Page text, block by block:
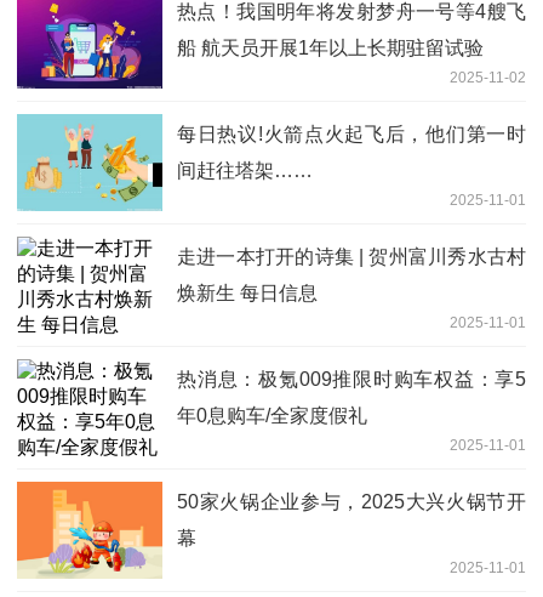
热点！我国明年将发射梦舟一号等4艘飞
船 航天员开展1年以上长期驻留试验
2025-11-02
每日热议!火箭点火起飞后，他们第一时
间赶往塔架……
2025-11-01
走进一本打开的诗集 | 贺州富川秀水古村
焕新生 每日信息
2025-11-01
热消息：极氪009推限时购车权益：享5
年0息购车/全家度假礼
2025-11-01
50家火锅企业参与，2025大兴火锅节开
幕
2025-11-01